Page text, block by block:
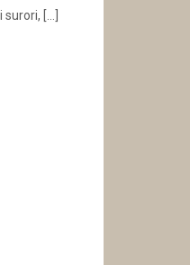
surori, […]